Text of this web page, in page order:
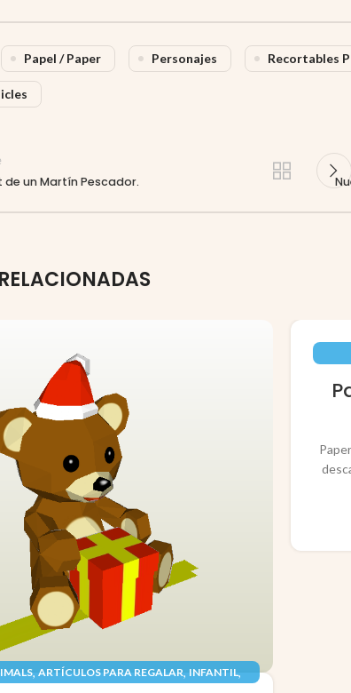
Papel / Paper Personajes Recortables
un Martín Pescador.
, ARTÍCULOS PARA REGALAR, INFANTIL,